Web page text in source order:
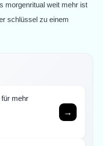
morgenritual weit mehr ist
schlüssel zu einem
für mehr
→